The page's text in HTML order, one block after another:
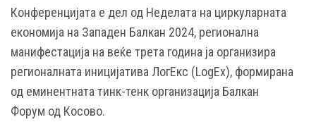
Конференцијата е дел од Неделата на циркуларната
економија на Западен Балкан 2024, регионална
манифестација на веќе трета година ја организира
регионалната иницијатива ЛогЕкс (LogEx), формирана
од еминентната тинк-тенк организација Балкан
Форум од Косово.